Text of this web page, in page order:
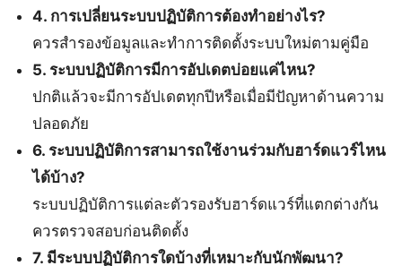
4. การเปลี่ยนระบบปฏิบัติการต้องทำอย่างไร?
ควรสำรองข้อมูลและทำการติดตั้งระบบใหม่ตามคู่มือ
5. ระบบปฏิบัติการมีการอัปเดตบ่อยแค่ไหน?
ปกติแล้วจะมีการอัปเดตทุกปีหรือเมื่อมีปัญหาด้านความ
ปลอดภัย
6. ระบบปฏิบัติการสามารถใช้งานร่วมกับฮาร์ดแวร์ไหน
ได้บ้าง?
ระบบปฏิบัติการแต่ละตัวรองรับฮาร์ดแวร์ที่แตกต่างกัน
ควรตรวจสอบก่อนติดตั้ง
7. มีระบบปฏิบัติการใดบ้างที่เหมาะกับนักพัฒนา?